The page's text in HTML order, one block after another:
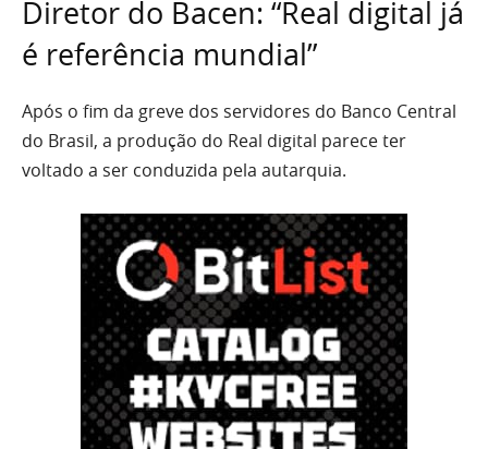
Diretor do Bacen: “Real digital já
é referência mundial”
Após o fim da greve dos servidores do Banco Central
do Brasil, a produção do Real digital parece ter
voltado a ser conduzida pela autarquia.